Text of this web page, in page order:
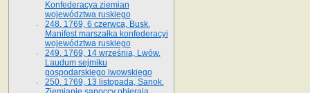
Konfederacya ziemian
województwa ruskiego
248. 1769, 6 czerwca, Busk.
Manifest marszałka konfederacyi
województwa ruskiego
249. 1769, 14 września, Lwów.
Laudum sejmiku
gospodarskiego lwowskiego
250. 1769, 13 listopada, Sanok.